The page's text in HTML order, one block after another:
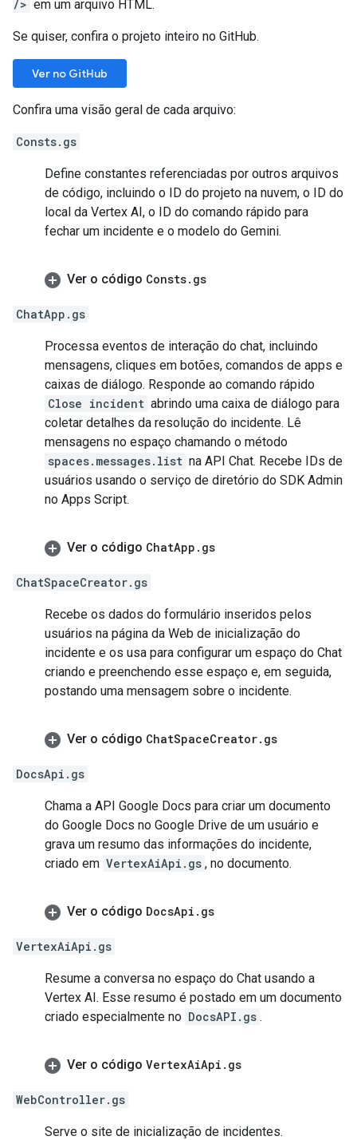
/> em um arquivo HTML.
Se quiser, confira o projeto inteiro no GitHub.
Ver no GitHub
Confira uma visão geral de cada arquivo:
Consts.gs
Define constantes referenciadas por outros arquivos
de código, incluindo o ID do projeto na nuvem, o ID do
local da Vertex AI, o ID do comando rápido para
fechar um incidente e o modelo do Gemini.
Ver o código Consts. gs
ChatApp.gs
Processa eventos de interação do chat, incluindo
mensagens, cliques em botões, comandos de apps e
caixas de diálogo. Responde ao comando rápido
Close incident abrindo uma caixa de diálogo para
coletar detalhes da resolução do incidente. Lê
mensagens no espaço chamando o método
spaces.messages.list na API Chat. Recebe IDs de
usuários usando o serviço de diretório do SDK Admin
no Apps Script.
Ver o código ChatApp . gs
ChatSpaceCreator.gs
Recebe os dados do formulário inseridos pelos
usuários na página da Web de inicialização do
incidente e os usa para configurar um espaço do Chat
criando e preenchendo esse espaço e, em seguida,
postando uma mensagem sobre o incidente.
Ver o código ChatSpaceCreator. gs
DocsApi.gs
Chama a API Google Docs para criar um documento
do Google Docs no Google Drive de um usuário e
grava um resumo das informações do incidente,
criado em VertexAiApi.gs , no documento.
Ver o código DocsApi . gs
VertexAiApi.gs
Resume a conversa no espaço do Chat usando a
Vertex AI. Esse resumo é postado em um documento
criado especialmente no DocsAPI.gs .
Ver o código VertexAiApi . gs
WebController.gs
Serve o site de inicialização de incidentes.